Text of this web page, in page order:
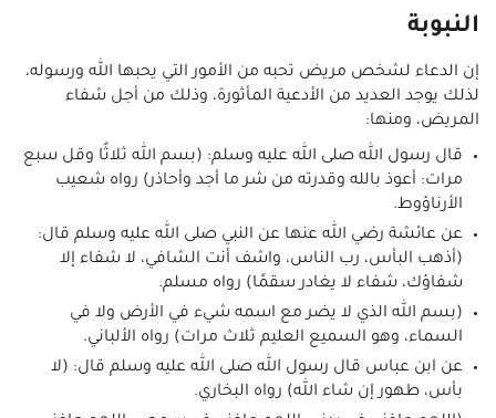
النبوبة
إن الدعاء لشخص مريض تحبه من الأمور التي يحبها الله ورسوله،
لذلك يوجد العديد من الأدعية المأثورة، وذلك من أجل شفاء
المريض، ومنها:
قال رسول الله صلى الله عليه وسلم: (بسم الله ثلاثًا وقل سبع
مرات: أعوذ بالله وقدرته من شر ما أجد وأحاذر) رواه شعيب
الأرناؤوط.
عن عائشة رضي الله عنها عن النبي صلى الله عليه وسلم قال:
(أذهب البأس، رب الناس، واشف أنت الشافي، لا شفاء إلا
شفاؤك، شفاء لا يغادر سقمًا) رواه مسلم.
(بسم الله الذي لا يضر مع اسمه شيء في الأرض ولا في
السماء، وهو السميع العليم ثلاث مرات) رواه الألباني.
عن ابن عباس قال رسول الله صلى الله عليه وسلم قال: (لا
بأس، طهور إن شاء الله) رواه البخاري.